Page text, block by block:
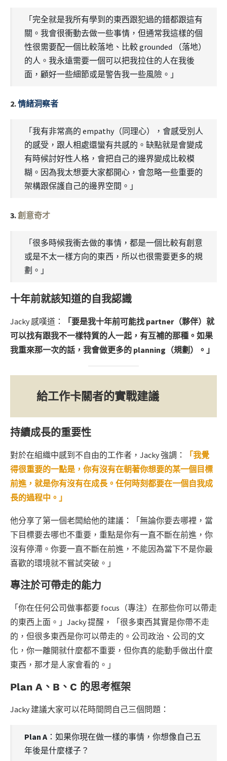
「完全就是我所有學到的東西跟犯過的錯都跟這有
關。我會很衝動去做一些事情，但通常我這樣的個
性很需要配一個比較落地、比較 grounded （落地）
的人。我永遠需要一個可以把我拉住的人在我後
面，顧好一些細節或是警告我一些風險。」
2.情緒洞察者
「我有非常高的 empathy（同理心），會感受別人
的感受，跟人相處還蠻有共感的。缺點就是會變成
有時候討好性人格，會把自己的邊界變成比較模
糊。因為我太想要大家都開心，會忽略一些重要的
架構跟保護自己的邊界空間。」
3.創意奇才
「很多時候我衝去做的事情，都是一個比較有創意
或是不太一樣方向的東西，所以也很需要更多的規
劃。」
十年前就該知道的自我認識
Jacky 感嘆道：
「要是我十年前可能找 partner（夥伴）就
可以找有跟我不一樣特質的人一起，有互補的那種。如果
我重來那一次的話，我會做更多的 planning（規劃）。」
給工作卡關者的實戰建議
持續成長的重要性
對於在組織中感到不自由的工作者，Jacky 強調：
「我覺
得很重要的一點是，你有沒有在朝著你想要的某一個目標
前進，就是你有沒有在成長。任何時刻都要在一個自我成
長的過程中。」
他分享了第一個老闆給他的建議：「無論你要去哪裡，當
下目標要去哪也不重要，重點是你有一直不斷在前進，你
沒有停滯。你要一直不斷在前進，不能因為當下不是你最
喜歡的環境就不嘗試突破。」
專注於可帶走的能力
「你在任何公司做事都要 focus（專注）在那些你可以帶走
的東西上面。」Jacky 提醒，「很多東西其實是你帶不走
的，但很多東西是你可以帶走的。公司政治、公司的文
化，你一離開就什麼都不重要，但你真的能動手做出什麼
東西，那才是人家會看的。」
Plan A、B、C 的思考框架
Jacky 建議大家可以花時間問自己三個問題：
Plan A：如果你現在做一樣的事情，你想像自己五
年後是什麼樣子？